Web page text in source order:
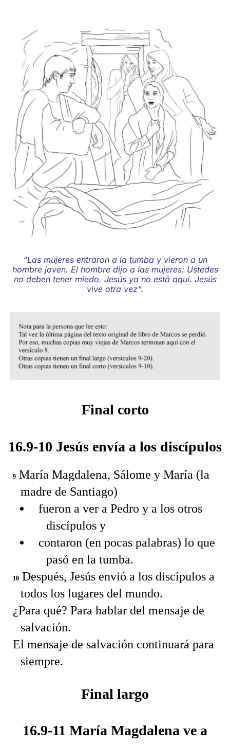
“Las mujeres entraron a la tumba y vieron a un
hombre joven. El hombre dijo a las mujeres: Ustedes
no deben tener miedo. Jesús ya no está aquí. Jesús
vive otra vez“.
Final corto
16.9-10 Jesús envía a los discípulos
9 María Magdalena, Sálome y María (la
madre de Santiago)
fueron a ver a Pedro y a los otros
discípulos y
contaron (en pocas palabras) lo que
pasó en la tumba.
10 Después, Jesús envió a los discípulos a
todos los lugares del mundo.
¿Para qué? Para hablar del mensaje de
salvación.
El mensaje de salvación continuará para
siempre.
Final largo
16.9-11 María Magdalena ve a